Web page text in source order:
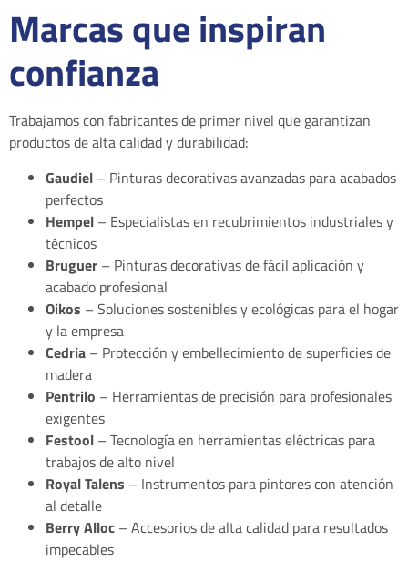
Marcas que inspiran
confianza
Trabajamos con fabricantes de primer nivel que garantizan
productos de alta calidad y durabilidad:
Gaudiel – Pinturas decorativas avanzadas para acabados
perfectos
Hempel – Especialistas en recubrimientos industriales y
técnicos
Bruguer – Pinturas decorativas de fácil aplicación y
acabado profesional
Oikos – Soluciones sostenibles y ecológicas para el hogar
y la empresa
Cedria – Protección y embellecimiento de superficies de
madera
Pentrilo – Herramientas de precisión para profesionales
exigentes
Festool – Tecnología en herramientas eléctricas para
trabajos de alto nivel
Royal Talens – Instrumentos para pintores con atención
al detalle
Berry Alloc – Accesorios de alta calidad para resultados
impecables